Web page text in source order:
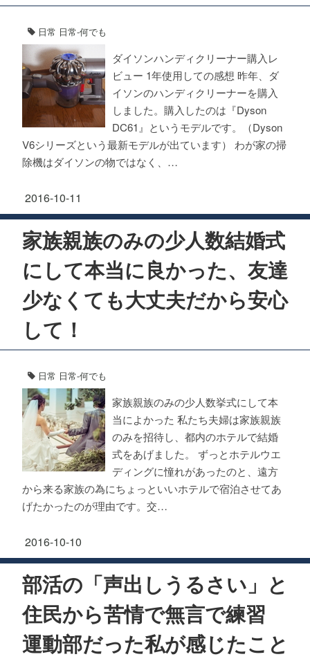
日常 日常-何でも
ダイソンハンディクリーナー購入レ
ビュー 1年使用しての感想 昨年、ダ
イソンのハンディクリーナーを購入
しました。購入したのは『Dyson
DC61』というモデルです。（Dyson
V6シリーズという最新モデルが出ています） わが家の掃
除機はダイソンの物ではなく、…
2016-10-11
家族親族のみの少人数結婚式
にして本当に良かった、友達
少なくても大丈夫だから安心
して！
日常 日常-何でも
家族親族のみの少人数挙式にして本
当によかった 私たち夫婦は家族親族
のみを招待し、都内のホテルで結婚
式をあげました。 ずっとホテルウエ
ディングに憧れがあったのと、遠方
から来る家族の為にちょっといいホテルで宿泊させてあ
げたかったのが理由です。交…
2016-10-10
部活の「声出しうるさい」と
住民から苦情で無言で練習
運動部だった私が感じたこと